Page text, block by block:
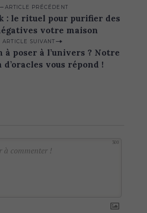
ARTICLE PRÉCÉDENT
: le rituel pour purifier des
votre maison
ARTICLE SUIVANT
à poser à l’univers ? Notre
vous répond !
300